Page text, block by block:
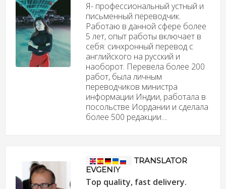
Я- профессиональный устный и
письменный переводчик.
Работаю в данной сфере более
5 лет, опыт работы включает в
себя: синхронный перевод с
английского на русский и
наоборот. Перевела более 200
работ, была личным
переводчиков министра
информации Индии, работала в
посольстве Иордании и сделала
более 500 редакции....
TRANSLATOR
EVGENIY
Top quality, fast delivery.